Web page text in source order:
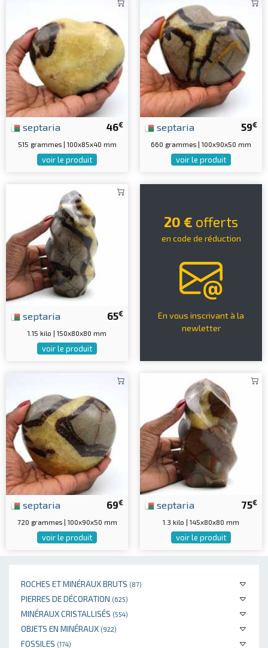
ROCHES ET MINÉRAUX BRUTS (87)
PIERRES DE DÉCORATION (625)
MINÉRAUX CRISTALLISÉS (554)
OBJETS EN MINÉRAUX (922)
FOSSILES (174)
46€
septaria
515 grammes | 100x85x40 mm
voir le produit
59€
septaria
660 grammes | 100x90x50 mm
voir le produit
65€
septaria
1.15 kilo | 150x80x80 mm
voir le produit
20 € offerts
en code de réduction
En vous inscrivant à la
newletter
69€
septaria
720 grammes | 100x90x50 mm
voir le produit
75€
septaria
1.3 kilo | 145x80x80 mm
voir le produit